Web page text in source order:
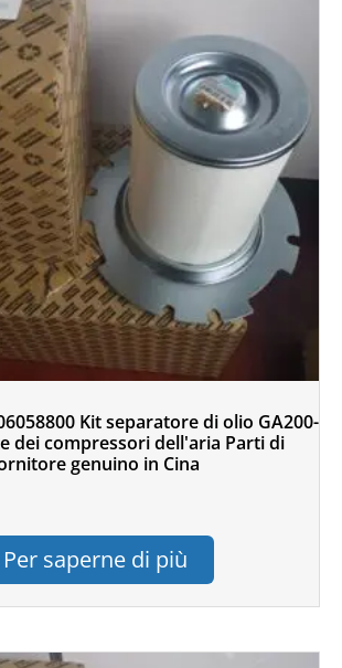
Kit separatore di olio GA200-
dei compressori dell'aria Parti di
genuino in Cina
Per saperne di più